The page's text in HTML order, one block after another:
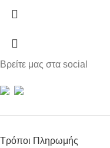
Βρείτε μας στα social
Τρόποι Πληρωμής